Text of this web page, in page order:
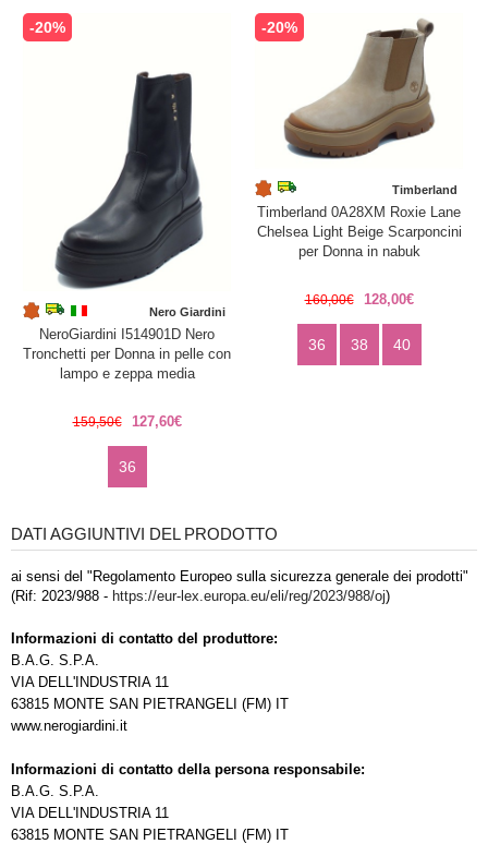
-20%
Nero Giardini
NeroGiardini I514901D Nero
Tronchetti per Donna in pelle con
lampo e zeppa media
159,50€ 127,60€
36
-20%
Timberland
Timberland 0A28XM Roxie Lane
Chelsea Light Beige Scarponcini
per Donna in nabuk
160,00€ 128,00€
36 38 40
DATI AGGIUNTIVI DEL PRODOTTO
ai sensi del "Regolamento Europeo sulla sicurezza generale dei prodotti"
(Rif: 2023/988 - https://eur-lex.europa.eu/eli/reg/2023/988/oj)
Informazioni di contatto del produttore:
B.A.G. S.P.A.
VIA DELL'INDUSTRIA 11
63815 MONTE SAN PIETRANGELI (FM) IT
www.nerogiardini.it
Informazioni di contatto della persona responsabile:
B.A.G. S.P.A.
VIA DELL'INDUSTRIA 11
63815 MONTE SAN PIETRANGELI (FM) IT